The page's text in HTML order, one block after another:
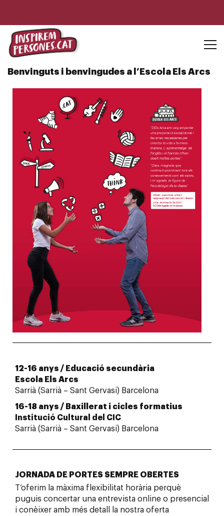
Benvinguts i benvingudes a l’Escola Els Arcs
12-16 anys / Educació secundària
Escola Els Arcs
Sarrià (Sarrià – Sant Gervasi) Barcelona
16-18 anys / Baxillerat i cicles formatius
Institució Cultural del CIC
Sarrià (Sarrià – Sant Gervasi) Barcelona
JORNADA DE PORTES SEMPRE OBERTES
T’oferim la màxima flexibilitat horària perquè
puguis concertar una entrevista online o presencial
i conèixer amb més detall la nostra oferta